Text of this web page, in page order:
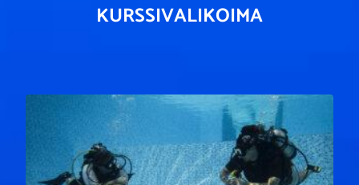
KURSSIVALIKOIMA